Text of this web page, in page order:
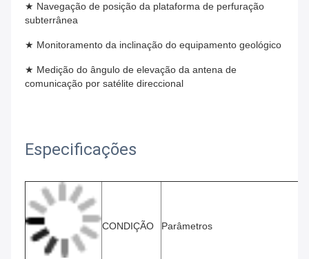
★ Navegação de posição da plataforma de perfuração
subterrânea
★ Monitoramento da inclinação do equipamento geológico
★ Medição do ângulo de elevação da antena de
comunicação por satélite direccional
Especificações
CONDIÇÃO Parâmetros